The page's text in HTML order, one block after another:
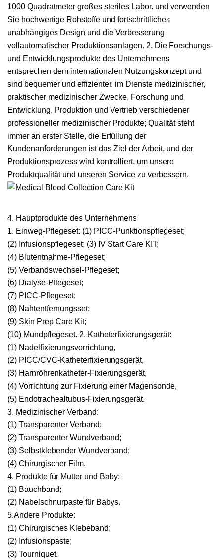
1000 Quadratmeter großes steriles Labor. und verwenden
Sie hochwertige Rohstoffe und fortschrittliches
unabhängiges Design und die Verbesserung
vollautomatischer Produktionsanlagen. 2. Die Forschungs-
und Entwicklungsprodukte des Unternehmens
entsprechen dem internationalen Nutzungskonzept und
sind bequemer und effizienter. im Dienste medizinischer,
praktischer medizinischer Zwecke, Forschung und
Entwicklung, Produktion und Vertrieb verschiedener
professioneller medizinischer Produkte; Qualität steht
immer an erster Stelle, die Erfüllung der
Kundenanforderungen ist das Ziel der Arbeit, und der
Produktionsprozess wird kontrolliert, um unsere
Produktqualität und unseren Service zu verbessern.
4. Hauptprodukte des Unternehmens
1. Einweg-Pflegeset: (1) PICC-Punktionspflegeset;
(2) Infusionspflegeset; (3) IV Start Care KIT;
(4) Blutentnahme-Pflegeset;
(5) Verbandswechsel-Pflegeset;
(6) Dialyse-Pflegeset;
(7) PICC-Pflegeset;
(8) Nahtentfernungsset;
(9) Skin Prep Care Kit;
(10) Mundpflegeset. 2. Katheterfixierungsgerät:
(1) Nadelfixierungsvorrichtung,
(2) PICC/CVC-Katheterfixierungsgerät,
(3) Harnröhrenkatheter-Fixierungsgerät,
(4) Vorrichtung zur Fixierung einer Magensonde,
(5) Endotrachealtubus-Fixierungsgerät.
3. Medizinischer Verband:
(1) Transparenter Verband;
(2) Transparenter Wundverband;
(3) Selbstklebender Wundverband;
(4) Chirurgischer Film.
4. Produkte für Mutter und Baby:
(1) Bauchband;
(2) Nabelschnurpaste für Babys.
5.Andere Produkte:
(1) Chirurgisches Klebeband;
(2) Infusionspaste;
(3) Tourniquet.